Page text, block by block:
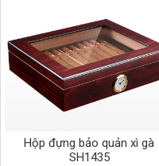
Hộp đựng bảo quản xì gà
SH1435